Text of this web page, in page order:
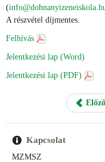
(
A részvétel díjmentes.
Felhívás
Jelentkezési lap (Word)
Jelentkezési lap (PDF)
Előző
Kapcsolat
MZMSZ